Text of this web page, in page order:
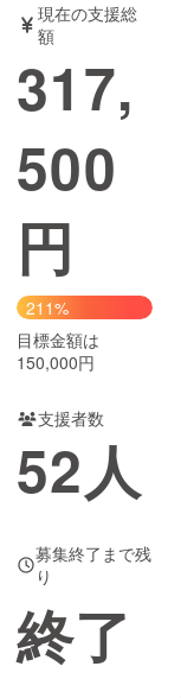
書籍・雑誌
チャレンジ
Creation
コミュニティ
現在の支援総
額
317,
500
円
211%
目標金額は
150,000円
支援者数
52人
募集終了まで残
り
終了